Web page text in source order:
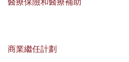
商業繼任計劃